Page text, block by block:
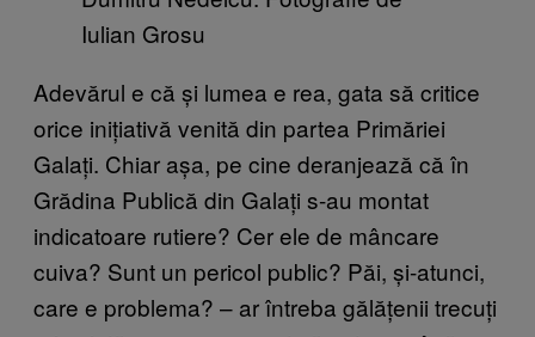
Iulian Grosu
Adevărul e că și lumea e rea, gata să critice
orice inițiativă venită din partea Primăriei
Galați. Chiar așa, pe cine deranjează că în
Grădina Publică din Galați s-au montat
indicatoare rutiere? Cer ele de mâncare
cuiva? Sunt un pericol public? Păi, și-atunci,
care e problema? – ar întreba gălățenii trecuți